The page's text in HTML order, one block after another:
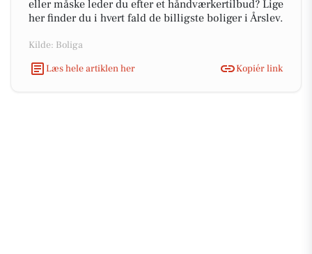
eller måske leder du efter et håndværkertilbud? Lige
her finder du i hvert fald de billigste boliger i Årslev.
Kilde: Boliga
Læs hele artiklen her
Kopiér link